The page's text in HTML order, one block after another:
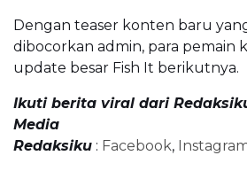
Dengan teaser konten baru
dibocorkan admin, para pemain
update besar Fish It berikutnya.
Ikuti berita viral dari
Media
Redaksiku : Facebook,